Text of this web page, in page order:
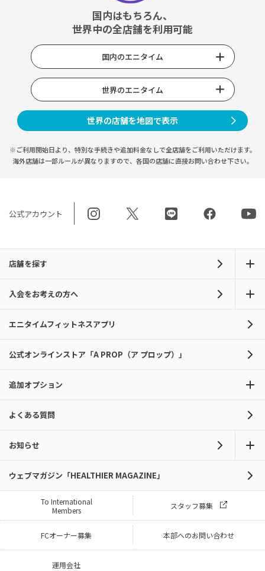
国内はもちろん、
世界中の全店舗を利用可能
国内のエニタイム
世界のエニタイム
世界の店舗を地図で表示
※ご利用開始日より、特別な手続きや追加料金なしで全店舗をご利用いただけます。
海外店舗は一部ルールが異なりますので、 各国の店舗に直接お問い合わせ下さい。
公式アカウント
店舗を探す
入会をお考えの方へ
エニタイムフィットネスアプリ
公式オンラインストア「A PROP（ア プロップ）」
追加オプション
よくある質問
お知らせ
ウェブマガジン「HEALTHIER MAGAZINE」
To International
Members
スタッフ募集
FCオーナー募集 本部へのお問い合わせ
運用会社